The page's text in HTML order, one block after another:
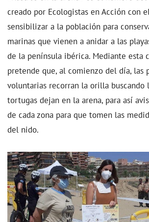
creado por Ecologistas en Acción con
sensibilizar a la población para
marinas que vienen a anidar a las
de la península ibérica. Mediante esta
pretende que, al comienzo del día, las
voluntarias recorran la orilla buscando
tortugas dejan en la arena, para así
de cada zona para que tomen las
del nido.